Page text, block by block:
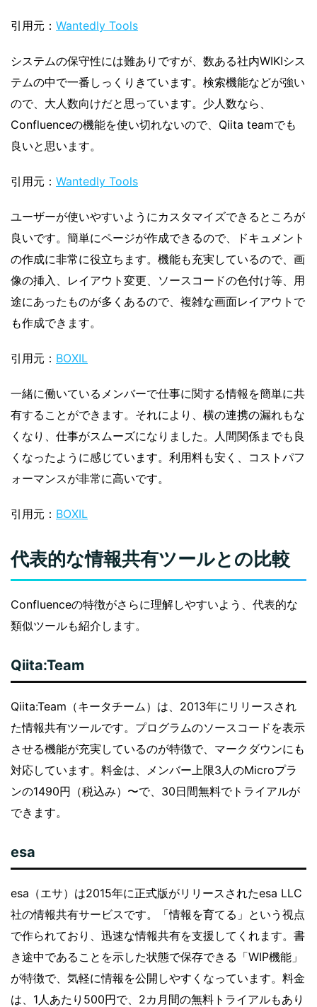
引用元： Wantedly Tools
システムの保守性には難ありですが、数ある社内WIKIシス
テムの中で一番しっくりきています。検索機能などが強い
ので、大人数向けだと思っています。少人数なら、
Confluenceの機能を使い切れないので、Qiita teamでも
良いと思います。
引用元： Wantedly Tools
ユーザーが使いやすいようにカスタマイズできるところが
良いです。簡単にページが作成できるので、ドキュメント
の作成に非常に役立ちます。機能も充実しているので、画
像の挿入、レイアウト変更、ソースコードの色付け等、用
途にあったものが多くあるので、複雑な画面レイアウトで
も作成できます。
引用元： BOXIL
一緒に働いているメンバーで仕事に関する情報を簡単に共
有することができます。それにより、横の連携の漏れもな
くなり、仕事がスムーズになりました。人間関係までも良
くなったように感じています。利用料も安く、コストパフ
ォーマンスが非常に高いです。
引用元： BOXIL
代表的な情報共有ツールとの比較
Confluenceの特徴がさらに理解しやすいよう、代表的な
類似ツールも紹介します。
Qiita:Team
Qiita:Team（キータチーム）は、2013年にリリースされ
た情報共有ツールです。プログラムのソースコードを表示
させる機能が充実しているのが特徴で、マークダウンにも
対応しています。料金は、メンバー上限3人のMicroプラ
ンの1490円（税込み）〜で、30日間無料でトライアルが
できます。
esa
esa（エサ）は2015年に正式版がリリースされたesa LLC
社の情報共有サービスです。「情報を育てる」という視点
で作られており、迅速な情報共有を支援してくれます。書
き途中であることを示した状態で保存できる「WIP機能」
が特徴で、気軽に情報を公開しやすくなっています。料金
は、1人あたり500円で、2カ月間の無料トライアルもあり